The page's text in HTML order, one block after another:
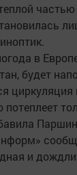
в
будет
потеплеет
и